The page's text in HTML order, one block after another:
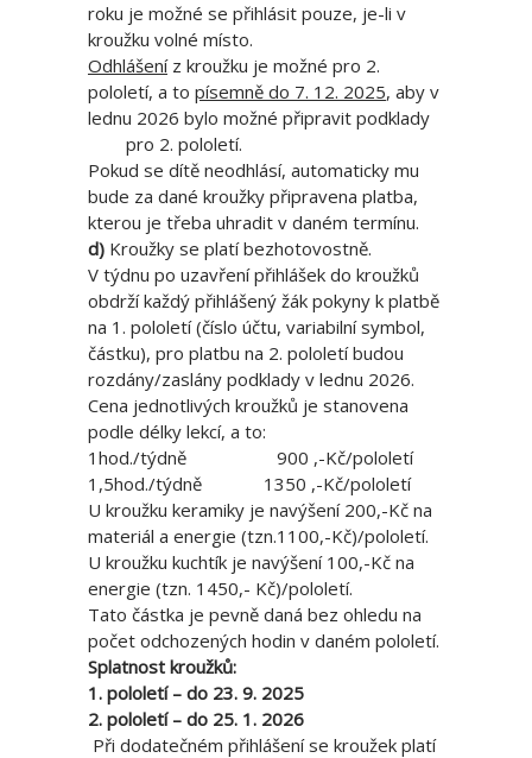
roku je možné se přihlásit pouze, je-li v
kroužku volné místo.
Odhlášeníz kroužku je možné pro 2.
pololetí, a to písemně do 7. 12. 2025, aby v
lednu 2026 bylo možné připravit podklady
pro 2. pololetí.
Pokud se dítě neodhlásí, automaticky mu
bude za dané kroužky připravena platba,
kterou je třeba uhradit v daném termínu.
d) Kroužky se platí bezhotovostně.
V týdnu po uzavření přihlášek do kroužků
obdrží každý přihlášený žák pokyny k platbě
na 1. pololetí (číslo účtu, variabilní symbol,
částku), pro platbu na 2. pololetí budou
rozdány/zaslány podklady v lednu 2026.
Cena jednotlivých kroužků je stanovena
podle délky lekcí, a to:
1hod./týdně 900 ,-Kč/pololetí
1,5hod./týdně 1350 ,-Kč/pololetí
U kroužku keramiky je navýšení 200,-Kč na
materiál a energie (tzn.1100,-Kč)/pololetí.
U kroužku kuchtík je navýšení 100,-Kč na
energie (tzn. 1450,- Kč)/pololetí.
Tato částka je pevně daná bez ohledu na
počet odchozených hodin v daném pololetí.
Splatnost kroužků:
1. pololetí – do 23. 9. 2025
2. pololetí – do 25. 1. 2026
Při dodatečném přihlášení se kroužek platí